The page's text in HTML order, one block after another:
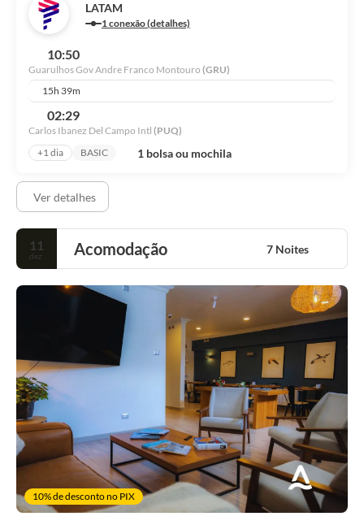
LATAM
1 conexão (detalhes)
10:50
Guarulhos Gov Andre Franco Montouro (GRU)
15h 39m
02:29
Carlos Ibanez Del Campo Intl (PUQ)
+1 dia
BASIC 1 bolsa ou mochila
Ver detalhes
11
dez. Acomodação 7 Noites
10% de desconto no PIX